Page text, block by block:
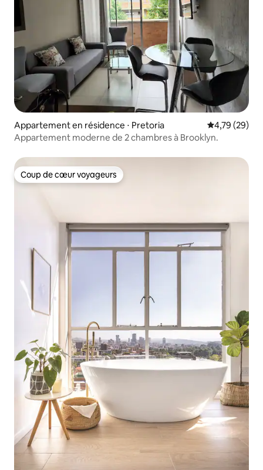
Appartement en résidence ⋅ Pretoria Évaluation
4,79 (29)
Appartement moderne de 2 chambres à Brooklyn.
Coup de cœur voyageurs
Coup de cœur voyageurs